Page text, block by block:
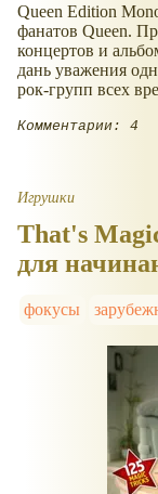
Queen Edition
фанатов Queen.
концертов и
дань уважения
рок-групп всех
Комментарии: 4
Игрушки
That's
для
фокусы